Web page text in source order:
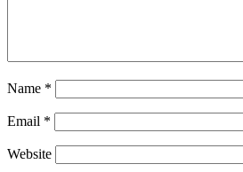
Name *
Email *
Website